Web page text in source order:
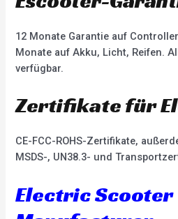
12 Monate Garantie auf
Monate auf Akku, Licht, Reifen.
verfügbar.
Zertifikate für
CE-FCC-ROHS-Zertifikate,
MSDS-, UN38.3- und
Electric Scooter